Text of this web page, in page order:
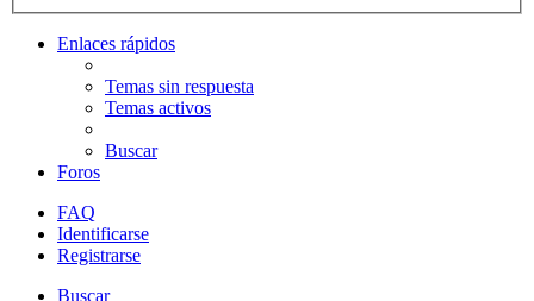
Enlaces rápidos
Temas sin respuesta
Temas activos
Buscar
Foros
FAQ
Identificarse
Registrarse
Buscar